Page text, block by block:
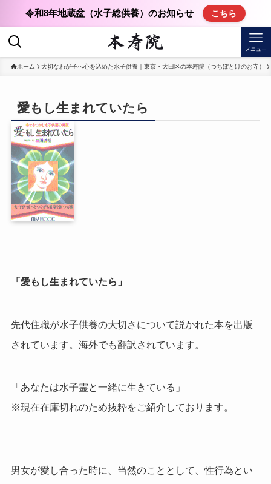
令和8年地蔵盆（水子総供養）のお知らせ こちら
メニュー
ホーム 大切なわが子へ心を込めた水子供養｜東京・大田区の本寿院（つちぼとけのお寺）
愛もし生まれていたら
「愛もし生まれていたら」
先代住職が水子供養の大切さについて説かれた本を出版
されています。海外でも翻訳されています。
「あなたは水子霊と一緒に生きている」
※現在在庫切れのため抜粋をご紹介しております。
男女が愛し合った時に、当然のこととして、性行為とい